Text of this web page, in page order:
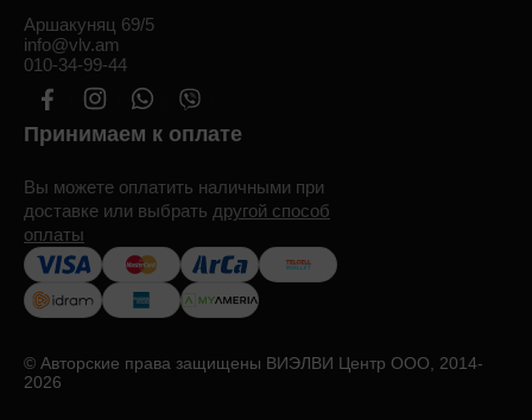
Аршакуняц 69/5
info@vlv.am
010-34-99-44
Принимаем к оплате
Вы можете оплатить наличными при
доставке или выбрать другой способ
оплаты
© Авторские права защищены ВИЭЛВИ Центр ООО, 2014-
2026